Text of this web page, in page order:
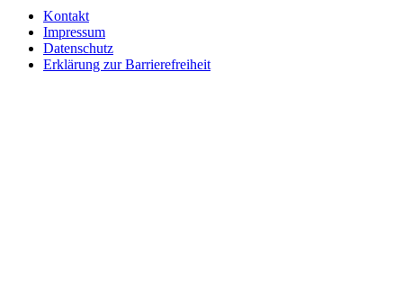
Kontakt
Impressum
Datenschutz
Erklärung zur Barrierefreiheit